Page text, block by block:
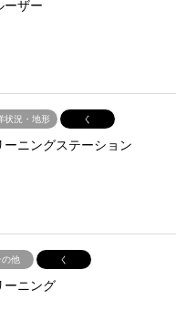
ーザー
状況・地形 く
ーニングステーション
の他 く
ーニング